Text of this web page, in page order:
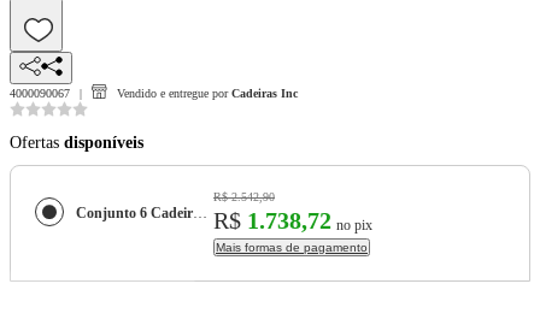
4000090067 Vendido e entregue por Cadeiras Inc
Ofertas disponíveis
Conjunto 6 Cadeiras Escritório Base Cromada Resistente Confortável Presidente Executiva Cairo Tela Mesh Preta
R$ 2.542,90
R$ 1.738,72 no pix
Mais formas de pagamento